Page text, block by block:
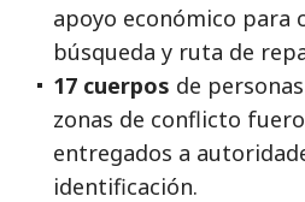
apoyo económico para
búsqueda y ruta de
17 cuerpos de
zonas de conflicto
entregados a
identificación.